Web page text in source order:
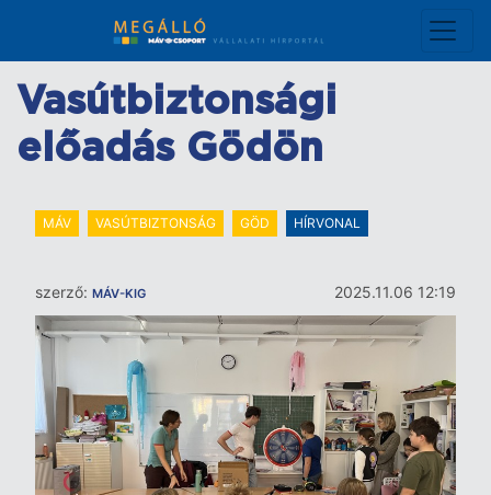
tartalomra
Vasútbiztonsági
előadás Gödön
MÁV VASÚTBIZTONSÁG GÖD HÍRVONAL
2025.11.06 12:19
szerző: MÁV-KIG